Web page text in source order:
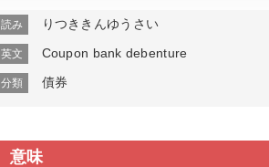
読み りつききんゆうさい
英文 Coupon bank debenture
分類 債券
意味